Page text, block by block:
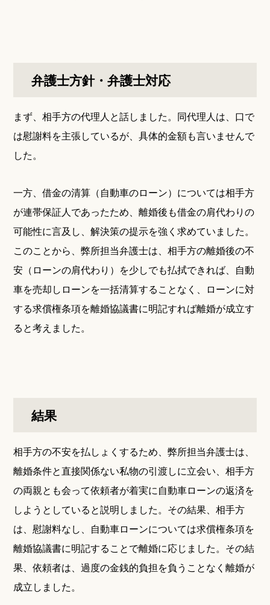
弁護士方針・弁護士対応
まず、相手方の代理人と話しました。同代理人は、口で
は慰謝料を主張しているが、具体的金額も言いませんで
した。
一方、借金の清算（自動車のローン）については相手方
が連帯保証人であったため、離婚後も借金の肩代わりの
可能性に言及し、解決策の提示を強く求めていました。
このことから、弊所担当弁護士は、相手方の離婚後の不
安（ローンの肩代わり）を少しでも払拭できれば、自動
車を売却しローンを一括清算することなく、ローンに対
する求償権条項を離婚協議書に明記すれば離婚が成立す
ると考えました。
結果
相手方の不安を払しょくするため、弊所担当弁護士は、
離婚条件と直接関係ない私物の引渡しに立会い、相手方
の両親とも会って依頼者が着実に自動車ローンの返済を
しようとしていると説明しました。その結果、相手方
は、慰謝料なし、自動車ローンについては求償権条項を
離婚協議書に明記することで離婚に応じました。その結
果、依頼者は、過度の金銭的負担を負うことなく離婚が
成立しました。